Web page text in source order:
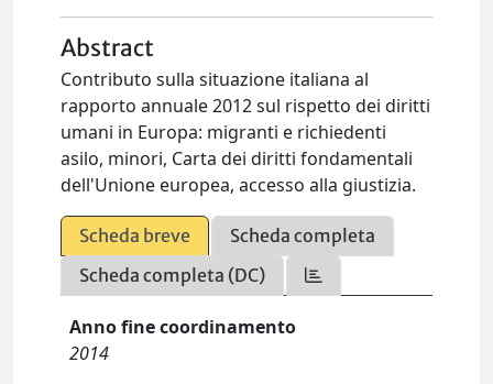
Abstract
Contributo sulla situazione italiana al
rapporto annuale 2012 sul rispetto dei diritti
umani in Europa: migranti e richiedenti
asilo, minori, Carta dei diritti fondamentali
dell'Unione europea, accesso alla giustizia.
Scheda breve
Scheda completa
Scheda completa (DC)
Anno fine coordinamento
2014